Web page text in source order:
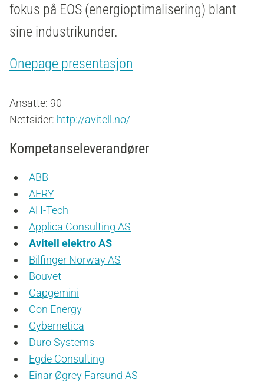
fokus på EOS (energioptimalisering) blant
sine industrikunder.
Onepage presentasjon
Ansatte: 90
Nettsider: http://avitell.no/
Kompetanseleverandører
ABB
AFRY
AH-Tech
Applica Consulting AS
Avitell elektro AS
Bilfinger Norway AS
Bouvet
Capgemini
Con Energy
Cybernetica
Duro Systems
Egde Consulting
Einar Øgrey Farsund AS